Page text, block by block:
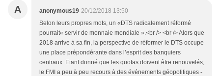
A anonymous19 20/12/2018 13:50
Selon leurs propres mots, un «DTS radicalement réformé
pourrait« servir de monnaie mondiale ».<br /> <br /> Alors que
2018 arrive à sa fin, la perspective de réformer le DTS occupe
une place prépondérante dans l’esprit des banquiers
centraux. Etant donné que les quotas doivent être renouvelés,
le FMI a peu à peu recours à des événements géopolitiques -